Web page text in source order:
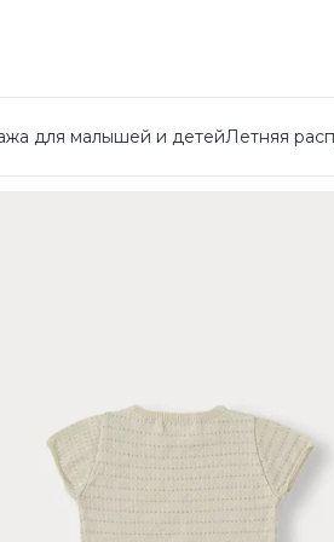
для малышей и детейЛетняя